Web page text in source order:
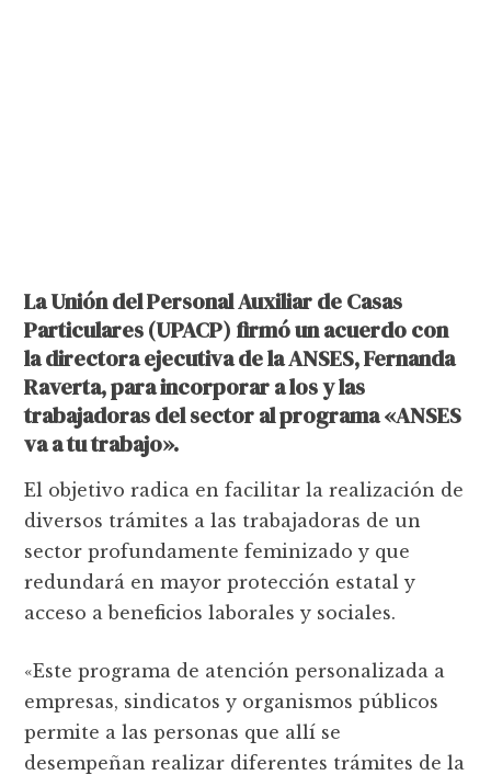
La Unión del Personal Auxiliar de Casas
Particulares (UPACP) firmó un acuerdo con
la directora ejecutiva de la ANSES,Fernanda
Raverta, para incorporar a los y las
trabajadoras del sector al programa «ANSES
va a tu trabajo».
El objetivo radica en facilitar la realización de
diversos trámites a las trabajadoras de un
sector profundamente feminizado y que
redundará en mayor protección estatal y
acceso a beneficios laborales y sociales.
«Este programa de atención personalizada a
empresas, sindicatos y organismos públicos
permite a las personas que allí se
desempeñan realizar diferentes trámites de la